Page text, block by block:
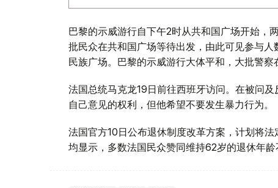
巴黎的示威游行自下午2时从共和国广场开始，
批民众在共和国广场等待出发，由此可见参与
民族广场。巴黎的示威游行大体平和，大批警察
法国总统马克龙19日前往西班牙访问。在被问
自己意见的权利，但他希望不要发生暴力行为。
法国官方10日公布退休制度改革方案，计划将
均显示，多数法国民众赞同维持62岁的退休年龄